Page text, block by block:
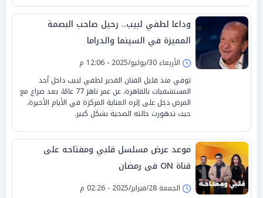
وداعا لطفي لبيب.. رحيل صاحب البصمة
المميزة في السينما والدراما
الأربعاء 30/يوليو/2025 - 12:06 م
توفي منذ قليل الفنان القدير لطفي لبيب داخل أحد
المستشفيات بالقاهرة، عن عمر ناهز 77 عامًا، بعد صراع مع
المرض دخل على إثره العناية المركزة في الأيام الأخيرة،
حيث تدهورت حالته الصحية بشكل كبير.
موعد عرض مسلسل قلبي ومفتاحه على
قناة ON فى رمضان
الجمعة 28/فبراير/2025 - 02:26 م